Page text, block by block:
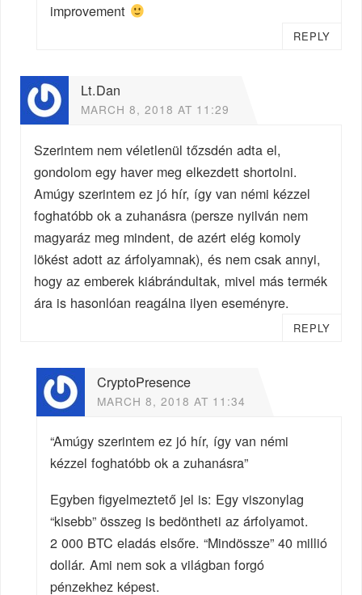
improvement
REPLY
Lt.Dan
MARCH 8, 2018 AT 11:29
Szerintem nem véletlenül tőzsdén adta el,
gondolom egy haver meg elkezdett shortolni.
Amúgy szerintem ez jó hír, így van némi kézzel
foghatóbb ok a zuhanásra (persze nyilván nem
magyaráz meg mindent, de azért elég komoly
lökést adott az árfolyamnak), és nem csak annyi,
hogy az emberek kiábrándultak, mivel más termék
ára is hasonlóan reagálna ilyen eseményre.
REPLY
CryptoPresence
MARCH 8, 2018 AT 11:34
“Amúgy szerintem ez jó hír, így van némi
kézzel foghatóbb ok a zuhanásra”
Egyben figyelmeztető jel is: Egy viszonylag
“kisebb” összeg is bedöntheti az árfolyamot.
2 000 BTC eladás elsőre. “Mindössze” 40 millió
dollár. Ami nem sok a világban forgó
pénzekhez képest.